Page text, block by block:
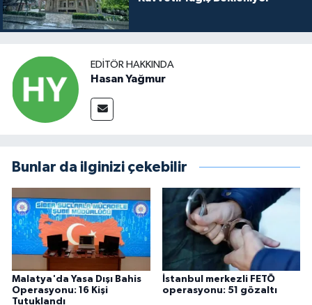
EDITÖR HAKKINDA
Hasan Yağmur
Bunlar da ilginizi çekebilir
Malatya'da Yasa Dışı Bahis
Operasyonu: 16 Kişi
Tutuklandı
İstanbul merkezli FETÖ
operasyonu: 51 gözaltı